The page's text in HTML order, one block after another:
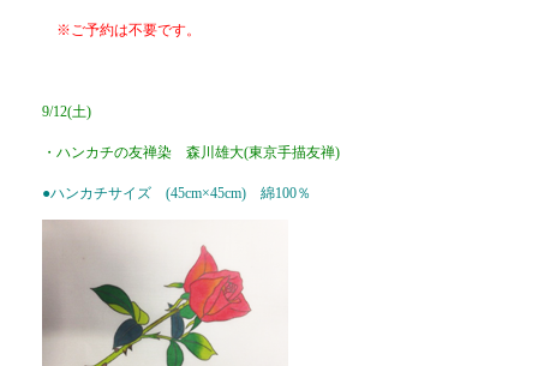
※ご予約は不要です。
9/12(土)
・ハンカチの友禅染 森川雄大(東京手描友禅)
●ハンカチサイズ (45cm×45cm) 綿100％